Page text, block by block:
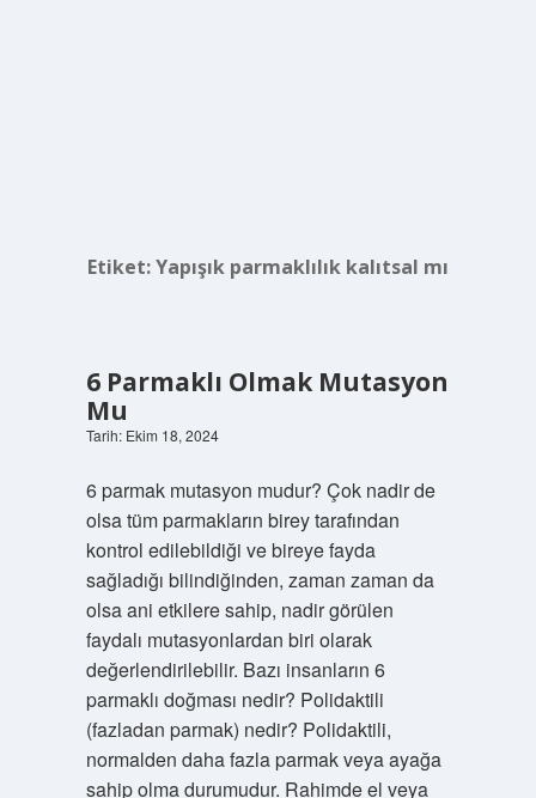
Etiket:Yapışık parmaklılık kalıtsal mı
6 Parmaklı Olmak Mutasyon
Mu
Tarih: Ekim 18, 2024
6 parmak mutasyon mudur? Çok nadir de
olsa tüm parmakların birey tarafından
kontrol edilebildiği ve bireye fayda
sağladığı bilindiğinden, zaman zaman da
olsa ani etkilere sahip, nadir görülen
faydalı mutasyonlardan biri olarak
değerlendirilebilir. Bazı insanların 6
parmaklı doğması nedir? Polidaktili
(fazladan parmak) nedir? Polidaktili,
normalden daha fazla parmak veya ayağa
sahip olma durumudur. Rahimde el veya